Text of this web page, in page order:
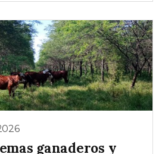
ganaderos y